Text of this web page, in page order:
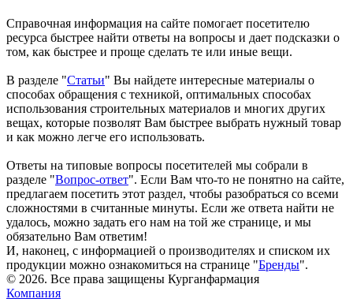
Справочная информация на сайте помогает посетителю
ресурса быстрее найти ответы на вопросы и дает подсказки о
том, как быстрее и проще сделать те или иные вещи.
В разделе "Статьи" Вы найдете интересные материалы о
способах обращения с техникой, оптимальных способах
использования строительных материалов и многих других
вещах, которые позволят Вам быстрее выбрать нужный товар
и как можно легче его использовать.
Ответы на типовые вопросы посетителей мы собрали в
разделе "Вопрос-ответ". Если Вам что-то не понятно на сайте,
предлагаем посетить этот раздел, чтобы разобраться со всеми
сложностями в считанные минуты. Если же ответа найти не
удалось, можно задать его нам на той же странице, и мы
обязательно Вам ответим!
И, наконец, с информацией о производителях и списком их
продукции можно ознакомиться на странице "Бренды".
© 2026. Все права защищены Курганфармация
Компания